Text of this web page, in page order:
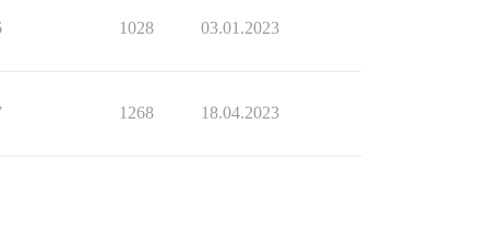
1028 03.01.2023
1268 18.04.2023